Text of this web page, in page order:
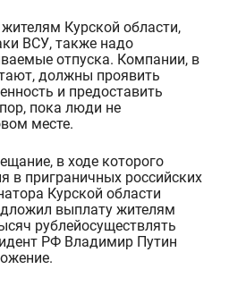
Курской области,
ВСУ, также надо
отпуска. Компании, в
должны проявить
и предоставить
, пока люди не
месте.
в ходе которого
в приграничных российских
Курской области
выплату жителям
рублейосуществлять
РФ Владимир Путин